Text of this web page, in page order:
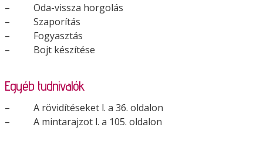
– Oda-vissza horgolás
– Szaporítás
– Fogyasztás
– Bojt készítése
Egyéb tudnivalók
– A rövidítéseket l. a 36. oldalon
– A mintarajzot l. a 105. oldalon